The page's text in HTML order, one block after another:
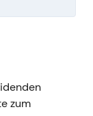
zum